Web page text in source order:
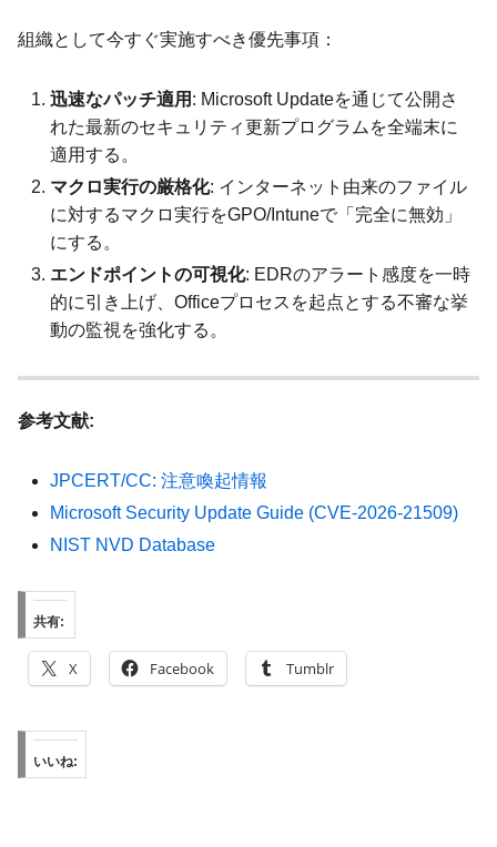
組織として今すぐ実施すべき優先事項：
迅速なパッチ適用 : Microsoft Updateを通じて公開さ
れた最新のセキュリティ更新プログラムを全端末に
適用する。
マクロ実行の厳格化: インターネット由来のファイル
に対するマクロ実行をGPO/Intuneで「完全に無効」
にする。
エンドポイントの可視化: EDRのアラート感度を一時
的に引き上げ、Officeプロセスを起点とする不審な挙
動の監視を強化する。
参考文献:
JPCERT/CC: 注意喚起情報
Microsoft Security Update Guide (CVE-2026-21509)
NIST NVD Database
共有:
X Facebook Tumblr
いいね: